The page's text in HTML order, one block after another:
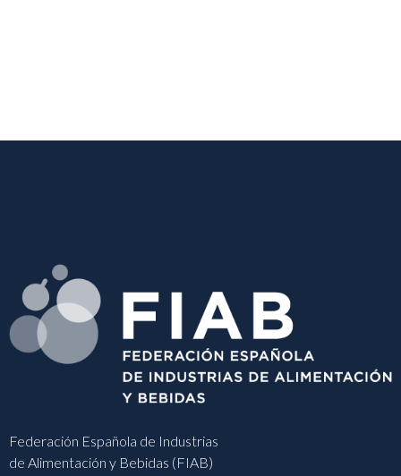
Federación Española de Industrias
de Alimentación y Bebidas (FIAB)